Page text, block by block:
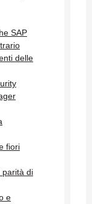
SAP
delle
fiori
parità di
e